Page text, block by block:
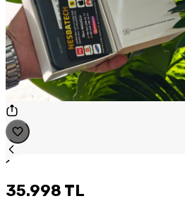
1
35.998 TL